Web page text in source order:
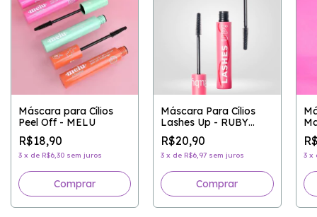
Máscara para Cílios
Peel Off - MELU
R$18,90
3 x de R$6,30 sem juros
Comprar
Máscara Para Cílios
Lashes Up - RUBY
ROSE
R$20,90
3 x de R$6,97 sem juros 3 x